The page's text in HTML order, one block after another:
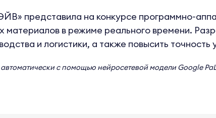
представила на конкурсе программно-
материалов в режиме реального времени.
и логистики, а также повысить точность
автоматически с помощью нейросетевой моделиGoogle